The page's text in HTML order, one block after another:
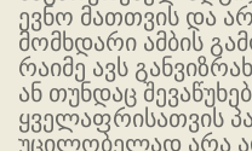
ევნო მათთვის და
მომხდარი ამბის
რაიმე ავს
ან თუნდაც
ყველაფრისათვის
უცილობელად არა